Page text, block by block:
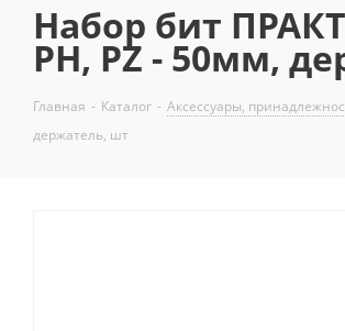
Набор бит
PH, PZ - 50мм,
Главная - Каталог - Аксессуары,
держатель, шт